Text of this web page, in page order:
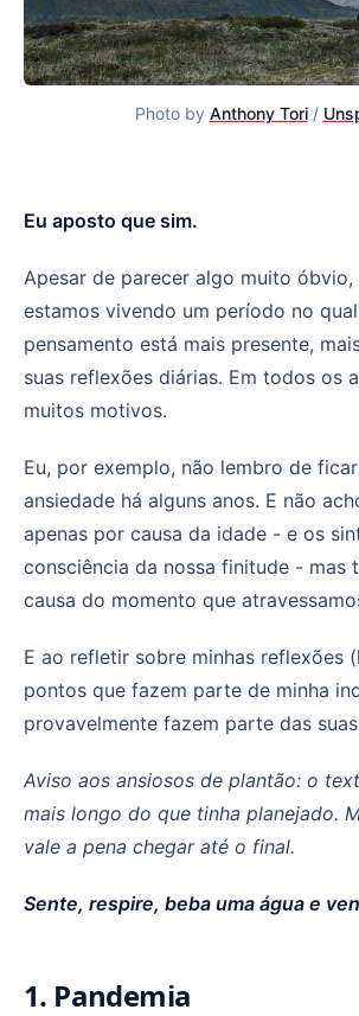
Photo by Anthony Tori /
Tá refletindo sobre sua vida, né?
Eu aposto que sim.
Apesar de parecer algo muito
estamos vivendo um período no
pensamento está mais presente,
suas reflexões diárias. Em todos os
muitos motivos.
Eu, por exemplo, não lembro de
ansiedade há alguns anos. E não
apenas por causa da idade - e os
consciência da nossa finitude - mas
causa do momento que
E ao refletir sobre minhas reflexões
pontos que fazem parte de minha
provavelmente fazem parte das
Aviso aos ansiosos de plantão: o
mais longo do que tinha planejado.
vale a pena chegar até o final.
Sente, respire, beba uma água e
1. Pandemia